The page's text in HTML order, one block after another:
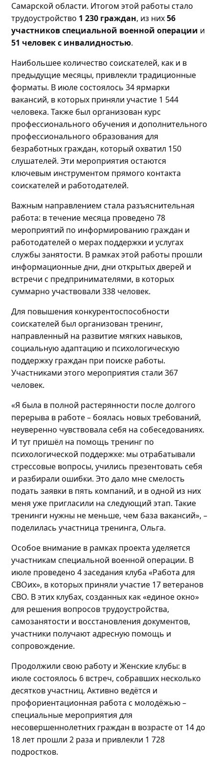
Самарской области. Итогом этой работы стало
трудоустройство 1 230 граждан, из них56
участников специальной военной операции и
51 человек с инвалидностью.
Наибольшее количество соискателей, как и в
предыдущие месяцы, привлекли традиционные
форматы. В июле состоялось 34 ярмарки
вакансий, в которых приняли участие 1 544
человека. Также был организован курс
профессионального обучения и дополнительного
профессионального образования для
безработных граждан, который охватил 150
слушателей. Эти мероприятия остаются
ключевым инструментом прямого контакта
соискателей и работодателей.
Важным направлением стала разъяснительная
работа: в течение месяца проведено 78
мероприятий по информированию граждан и
работодателей о мерах поддержки и услугах
службы занятости. В рамках этой работы прошли
информационные дни, дни открытых дверей и
встречи с предпринимателями, в которых
суммарно участвовали 338 человек.
Для повышения конкурентоспособности
соискателей был организован тренинг,
направленный на развитие мягких навыков,
социальную адаптацию и психологическую
поддержку граждан при поиске работы.
Участниками этого мероприятия стали 367
человек.
«Я была в полной растерянности после долгого
перерыва в работе – боялась новых требований,
неуверенно чувствовала себя на собеседованиях.
И тут пришёл на помощь тренинг по
психологической поддержке: мы отрабатывали
стрессовые вопросы, учились презентовать себя
и разбирали ошибки. Это дало мне смелость
подать заявки в пять компаний, и водной из них
меня уже пригласили на следующий этап. Такие
тренинги нужны не меньше, чем база вакансий», –
поделилась участница тренинга, Ольга.
Особое внимание в рамках проекта уделяется
участникам специальной военной операции. В
июле проведено 4 заседания клуба «Работа для
СВОих», в которых приняли участие 17 ветеранов
СВО. В этих клубах, созданных как «единое окно»
для решения вопросов трудоустройства,
самозанятости и восстановления документов,
участники получают адресную помощь и
сопровождение.
Продолжили свою работу и Женские клубы: в
июле состоялось 6 встреч, собравших несколько
десятков участниц. Активно ведётся и
профориентационная работа с молодёжью–
специальные мероприятия для
несовершеннолетних граждан в возрасте от 14 до
18 лет прошли 2 раза и привлекли 1 728
подростков.